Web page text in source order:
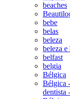
beaches
bebe
belas
beleza
beleza e
belfast
belgia
Bélgica
Bélgica
dentista